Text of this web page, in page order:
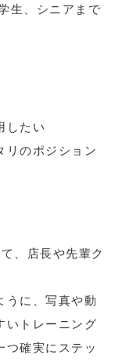
生、シニアまで
したい
リのポジション
、店長や先輩ク
うに、写真や動
いトレーニング
つ確実にステッ